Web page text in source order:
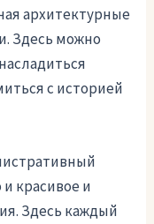
архитектурные
Здесь можно
с историей
красивое и
Здесь каждый